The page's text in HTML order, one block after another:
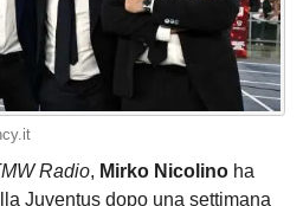
Radio, Mirko Nicolino ha
Juventus dopo una settimana